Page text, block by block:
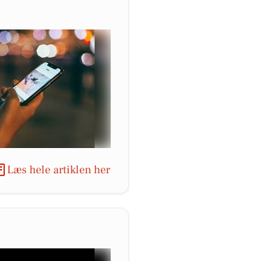
Læs hele artiklen her